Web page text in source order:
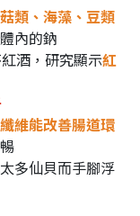
類、海藻、豆類
內的鈉
酒，研究顯示紅
維能改善腸道環
多仙貝而手腳浮